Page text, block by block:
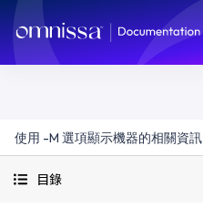
使用 -M 選項顯示機器的相關資訊
目錄